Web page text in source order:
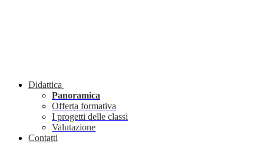
Didattica
Panoramica
Offerta formativa
I progetti delle classi
Valutazione
Contatti